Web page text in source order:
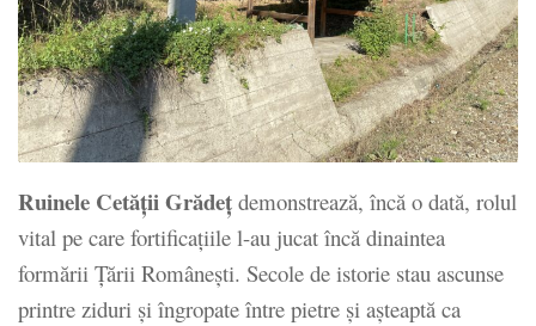
Ruinele Cetăţii Grădeţ demonstrează, încă o dată, rolul
vital pe care fortificaţiile l-au jucat încă dinaintea
formării Ţării Româneşti. Secole de istorie stau ascunse
printre ziduri şi îngropate între pietre şi aşteaptă ca